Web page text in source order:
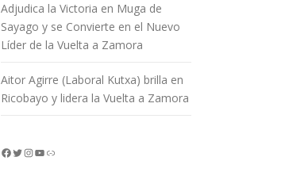
Adjudica la Victoria en Muga de
Sayago y se Convierte en el Nuevo
Líder de la Vuelta a Zamora
Aitor Agirre (Laboral Kutxa) brilla en
Ricobayo y lidera la Vuelta a Zamora
Facebook Twitter InstagramYouTube Enlace